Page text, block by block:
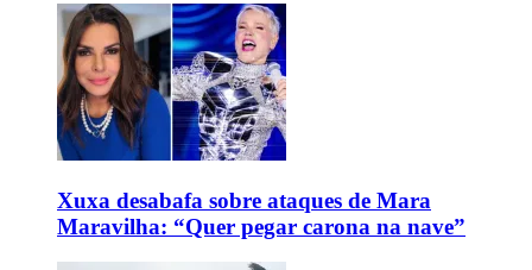
Xuxa desabafa sobre ataques de Mara
Maravilha: “Quer pegar carona na nave”